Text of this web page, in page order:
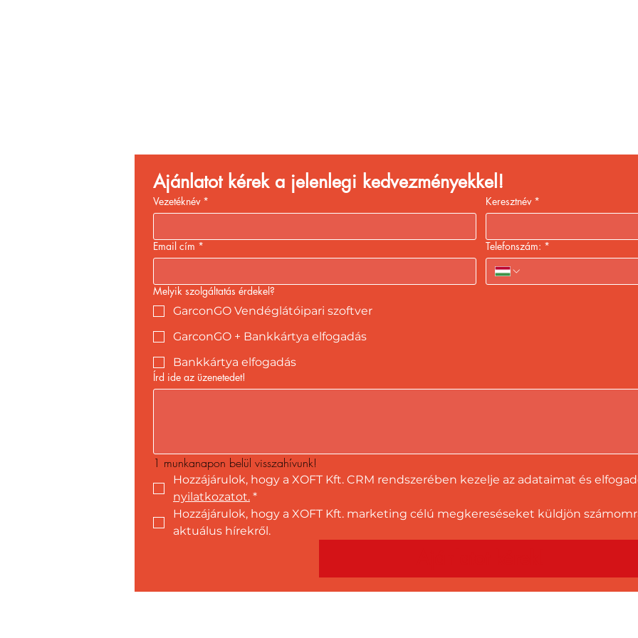
Ajánlatot kérek a jelenlegi kedvezményekkel!
Vezetéknév * Keresztnév *
Email cím * Telefonszám: *
Melyik szolgáltatás érdekel?
GarconGO Vendéglátóipari szoftver
GarconGO + Bankkártya elfogadás
Bankkártya elfogadás
Írd ide az üzenetedet!
1 munkanapon belül visszahívunk!
Hozzájárulok, hogy a XOFT Kft. CRM rendszerében kezelje az adataimat és
nyilatkozatot. *
Hozzájárulok, hogy a XOFT Kft. marketing célú megkereséseket küldjön
aktuálus hírekről.